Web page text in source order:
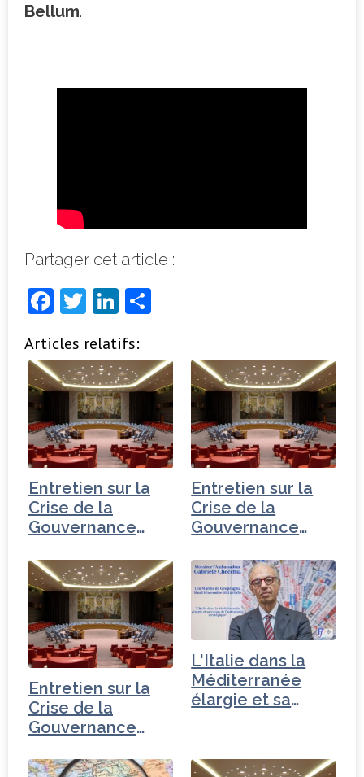
Bellum.
Partager cet article :
F
c
e
b
o
o
k
T
it
t
e
r
Li
k
e
dI
n
ta
g
e
r
Articles relatifs:
Entretien sur la
Crise de la
Gouvernance
Turquie
Entretien sur la
Crise de la
Gouvernance
Entretien sur la
Crise de la
Gouvernance
Tchéquie
L'Italie dans la
Méditerranée
élargie et sa